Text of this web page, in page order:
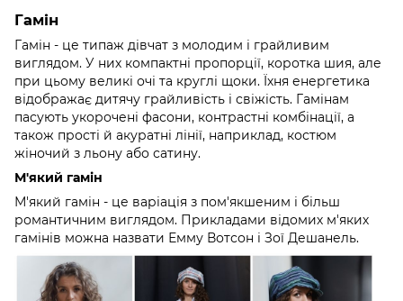
Гамін
Гамін - це типаж дівчат з молодим і грайливим
виглядом. У них компактні пропорції, коротка шия, але
при цьому великі очі та круглі щоки. Їхня енергетика
відображає дитячу грайливість і свіжість. Гамінам
пасують укорочені фасони, контрастні комбінації, а
також прості й акуратні лінії, наприклад, костюм
жіночий з льону або сатину.
М'який гамін
М'який гамін - це варіація з пом'якшеним і більш
романтичним виглядом. Прикладами відомих м'яких
гамінів можна назвати Емму Вотсон і Зої Дешанель.